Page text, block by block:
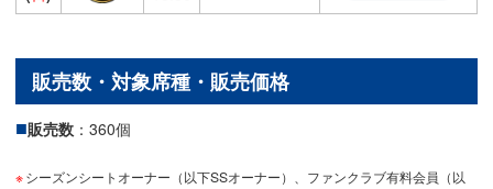
販売数・対象席種・販売価格
販売数 ：360個
シーズンシートオーナー（以下SSオーナー）、ファンクラブ有料会員（以